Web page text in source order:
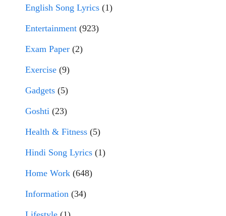
English Song Lyrics (1)
Entertainment (923)
Exam Paper (2)
Exercise (9)
Gadgets (5)
Goshti (23)
Health & Fitness (5)
Hindi Song Lyrics (1)
Home Work (648)
Information (34)